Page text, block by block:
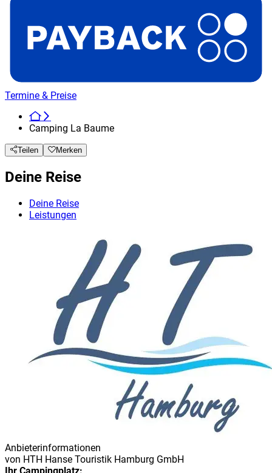
Termine & Preise
Camping La Baume
Teilen Merken
Deine Reise
Deine Reise
Leistungen
Anbieterinformationen
von HTH Hanse Touristik Hamburg GmbH